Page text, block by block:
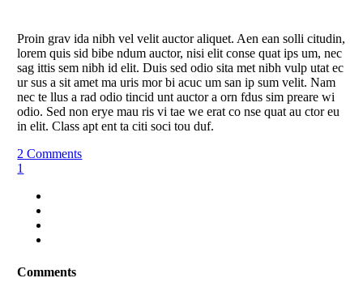
Proin grav ida nibh vel velit auctor aliquet. Aen ean solli citudin,
lorem quis sid bibe ndum auctor, nisi elit conse quat ips um, nec
sag ittis sem nibh id elit. Duis sed odio sita met nibh vulp utat ec
ur sus a sit amet ma uris mor bi acuc um san ip sum velit. Nam
nec te llus a rad odio tincid unt auctor a orn fdus sim preare wi
odio. Sed non erye mau ris vi tae we erat co nse quat au ctor eu
in elit. Class apt ent ta citi soci tou duf.
2 Comments
1
Comments